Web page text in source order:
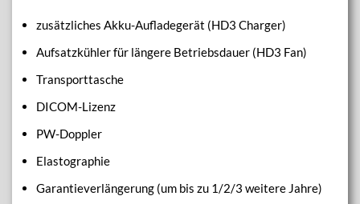
zusätzliches Akku-Aufladegerät (HD3 Charger)
Aufsatzkühler für längere Betriebsdauer (HD3 Fan)
Transporttasche
DICOM-Lizenz
PW-Doppler
Elastographie
Garantieverlängerung (um bis zu 1/2/3 weitere Jahre)